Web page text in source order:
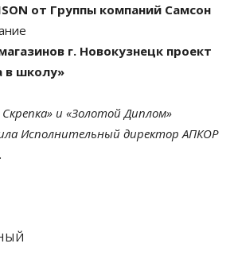
от Группы компаний Самсон
г. Новокузнецк проект
в школу»
и «Золотой Диплом»
Исполнительный директор АПКОР